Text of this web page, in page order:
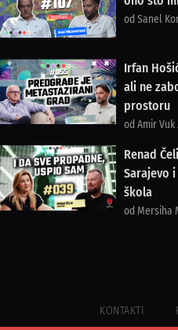
od Sanel
Irfan
ali ne
prostoru
od Amir Vuk
Renad
Sarajevo
škola
od Mersiha
KONTAKTI